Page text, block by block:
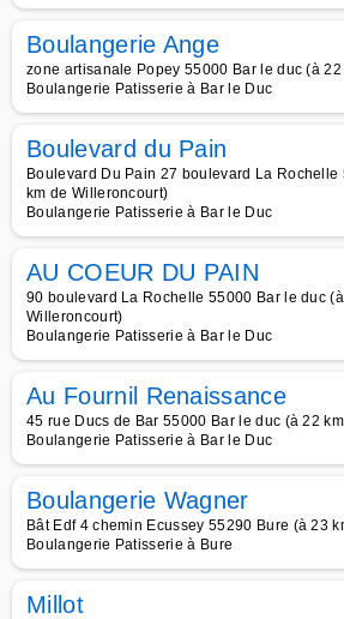
Boulangerie Ange
zone artisanale Popey 55000 Bar le duc (à
Boulangerie Patisserie à Bar le Duc
Boulevard du Pain
Boulevard Du Pain 27 boulevard La Rochelle
km de Willeroncourt)
Boulangerie Patisserie à Bar le Duc
AU COEUR DU PAIN
90 boulevard La Rochelle 55000 Bar le duc
Willeroncourt)
Boulangerie Patisserie à Bar le Duc
Au Fournil Renaissance
45 rue Ducs de Bar 55000 Bar le duc (à 22
Boulangerie Patisserie à Bar le Duc
Boulangerie Wagner
Bât Edf 4 chemin Ecussey 55290 Bure (à 23
Boulangerie Patisserie à Bure
Millot